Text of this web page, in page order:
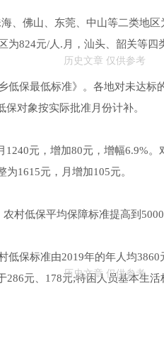
、佛山、东莞、中山等二类地区
824元/人.月，汕头、韶关等四
低保最低标准》。各地对未达标
对象按实际批准月份计补。
1240元，增加80元，增幅6.9%。
1615元，月增加105元。
村低保平均保障标准提高到5000
保标准由2019年的年人均3860
元、178元;特困人员基本生